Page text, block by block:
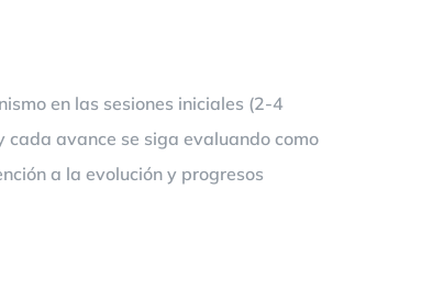
en las sesiones iniciales (2-4
cada avance se siga evaluando como
a la evolución y progresos